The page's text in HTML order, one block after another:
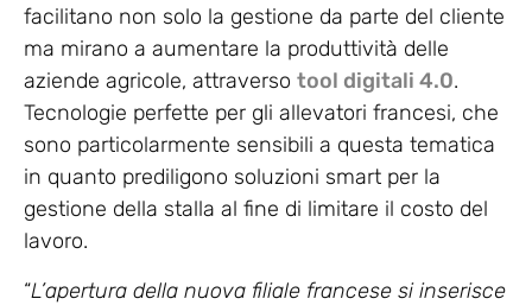
facilitano non solo la gestione da parte del cliente
ma mirano a aumentare la produttività delle
aziende agricole, attraverso tool digitali 4.0.
Tecnologie perfette per gli allevatori francesi, che
sono particolarmente sensibili a questa tematica
in quanto prediligono soluzioni smart per la
gestione della stalla al fine di limitare il costo del
lavoro.
“L’apertura della nuova filiale francese si inserisce